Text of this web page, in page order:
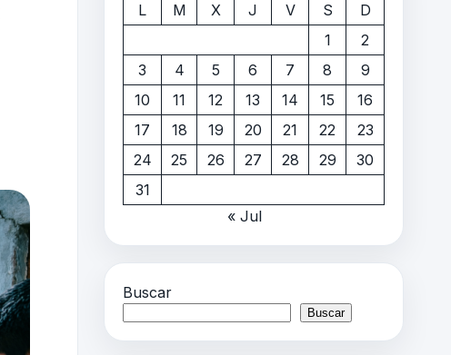
L
M X J V S
D
1
2
3
4 5 6 7 8
9
10
11 12 13 14 15
16
17
18 19 20 21 22
23
24
25 26 27 28 29
30
31
« Jul
Buscar
Buscar